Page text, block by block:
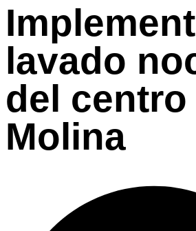
lavado
del centro
Molina